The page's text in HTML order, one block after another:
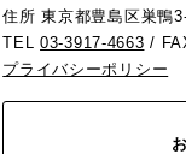
住所 東京都豊島区巣鴨
TEL03-3917-4663 /
プライバシーポリシー